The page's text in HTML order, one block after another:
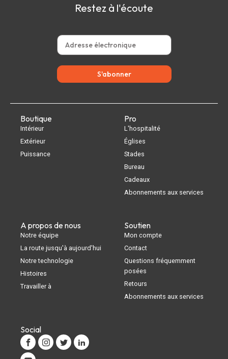
Restez à l'écoute
S'abonner
Boutique
Intérieur
Extérieur
Puissance
Pro
L'hospitalité
Églises
Stades
Bureau
Cadeaux
Abonnements aux services
A propos de nous
Notre équipe
La route jusqu'à aujourd'hui
Notre technologie
Histoires
Travailler à
Soutien
Mon compte
Contact
Questions fréquemment
posées
Retours
Abonnements aux services
Social